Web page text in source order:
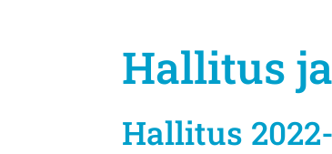
Hallitus
Hallitus